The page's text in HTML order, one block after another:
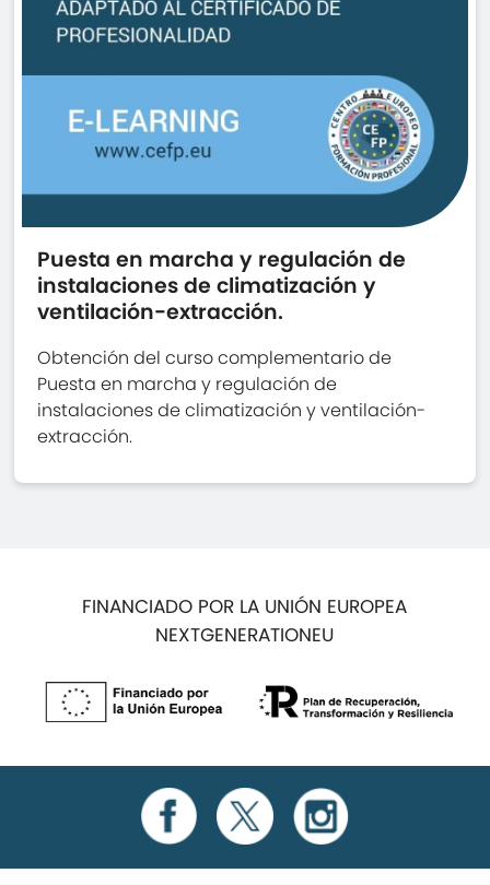
Puesta en marcha y regulación de
instalaciones de climatización y
ventilación-extracción.
Obtención del curso complementario de
Puesta en marcha y regulación de
instalaciones de climatización y ventilación-
extracción.
FINANCIADO POR LA UNIÓN EUROPEA
NEXTGENERATIONEU